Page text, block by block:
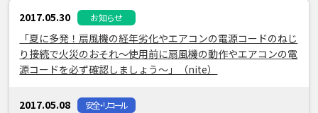
2017.05.30 お知らせ
「夏に多発！扇風機の経年劣化やエアコンの電源コードのねじ
り接続で火災のおそれ～使用前に扇風機の動作やエアコンの電
源コードを必ず確認しましょう～」（nite）
2017.05.08 安全・リコール